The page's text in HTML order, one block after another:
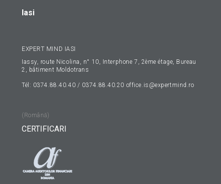
Iasi
EXPERT MIND IASI
Iassy, route Nicolina, n° 10, Interphone 7, 2ème étage, Bureau
2, bâtiment Moldotrans
Tél: 0374.88.40.40 / 0374.88.40.20 office.is@expertmind.ro
(Română)
CERTIFICARI